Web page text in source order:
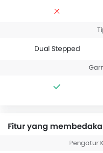
Dual Stepped
Fitur yang
Pengatur